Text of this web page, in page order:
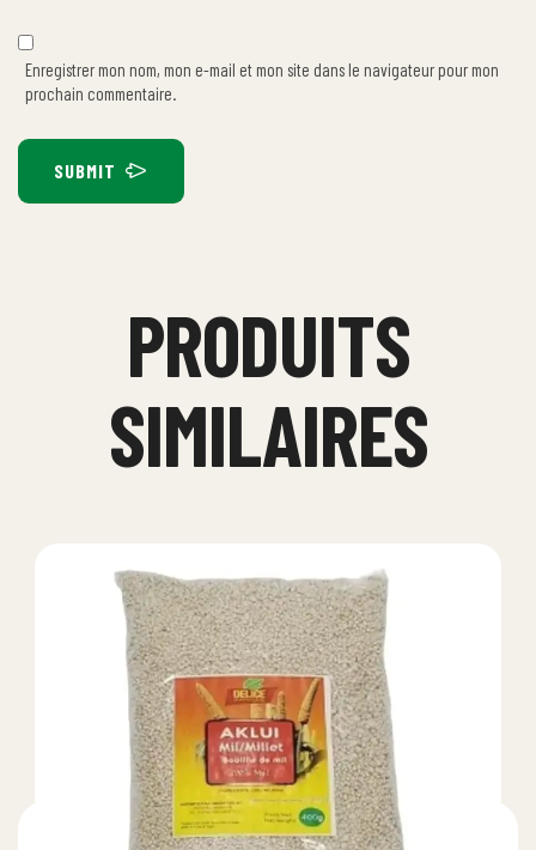
Enregistrer mon nom, mon e-mail et mon site dans le navigateur pour mon
prochain commentaire.
SUBMIT
PRODUITS
SIMILAIRES